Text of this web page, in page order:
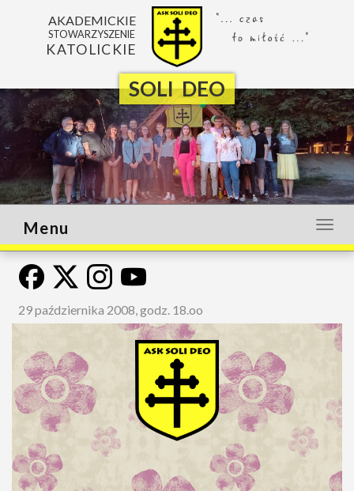
SOLI DEO
AKADEMICKIE
STOWARZYSZENIE
KATOLICKIE
lub
Menu
29 października 2008, godz. 18.oo